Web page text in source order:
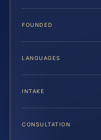
FOUNDED
LANGUAGES
INTAKE
CONSULTATION